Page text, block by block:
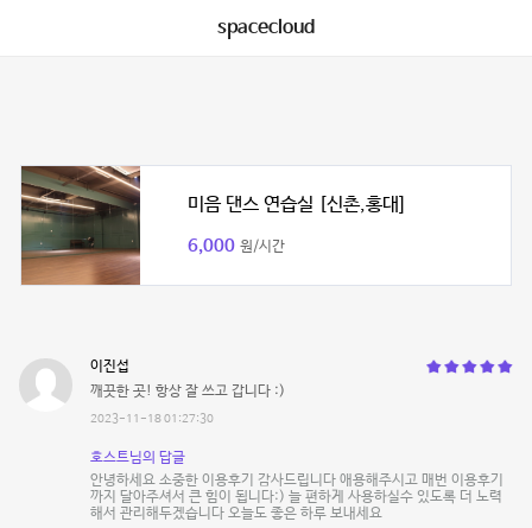
spacecloud
미음 댄스 연습실 [신촌,홍대]
6,000 원/시간
이진섭
깨끗한 곳! 항상 잘 쓰고 갑니다 :)
2023-11-18 01:27:30
호스트님의 답글
안녕하세요 소중한 이용후기 감사드립니다 애용해주시고 매번 이용후기
까지 달아주셔서 큰 힘이 됩니다:) 늘 편하게 사용하실수 있도록 더 노력
해서 관리해두겠습니다 오늘도 좋은 하루 보내세요